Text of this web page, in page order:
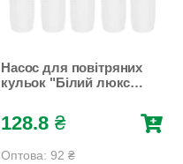
Насос для повітряних
кульок "Білий люкс"
l=30см ( колба 18см)
Білий Unison (883326)
128.8 ₴
Оптова: 92 ₴